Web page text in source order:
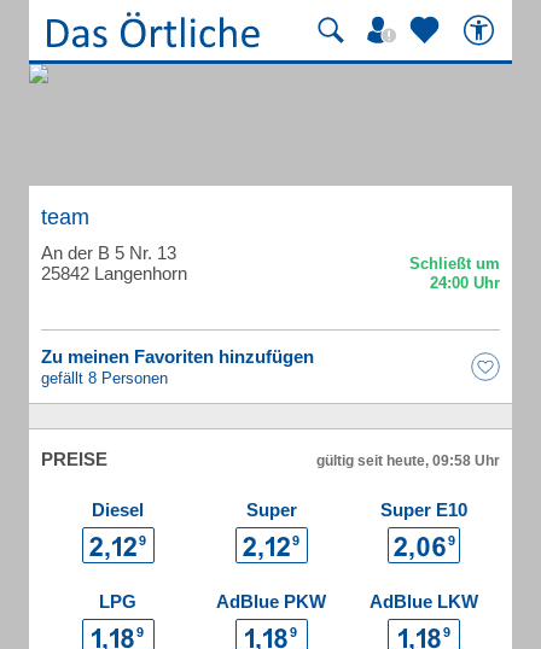
team
An der B 5 Nr. 13
25842 Langenhorn
Zu meinen Favoriten hinzufügen
gefällt 8 Personen
PREISE gültig seit heute, 09:58 Uhr
Diesel Super Super E10
LPG AdBlue PKW AdBlue LKW